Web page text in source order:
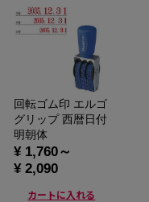
回転ゴム印 エルゴ
グリップ 西暦日付
明朝体
¥ 1,760～
¥ 2,090
カートに入れる